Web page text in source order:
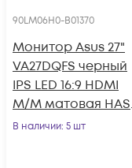
90LM06H0-B01370
Монитор Asus 27"
VA27DQFS черный
IPS LED 16:9 HDMI
M/M матовая HAS
Piv 1000:1 300cd
В наличии: 5 шт